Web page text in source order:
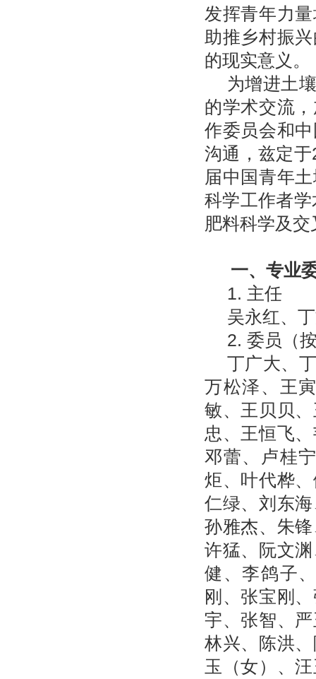
发挥青年力
助推乡村振
的现实意义。
为增进土
的学术交流
作委员会和
沟通，兹定
届中国青年
科学工作者
肥料科学及
一、专业
1. 主任
吴永红、
2. 委员（
丁广大、
万松泽、王
敏、王贝贝
忠、王恒飞
邓蕾、卢桂
炬、叶代桦
仁绿、刘东
孙雅杰、朱
许猛、阮文
健、李鸽子
刚、张宝刚
宇、张智、
林兴、陈洪
玉（女）、